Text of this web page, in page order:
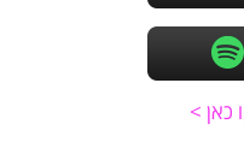
כאן >